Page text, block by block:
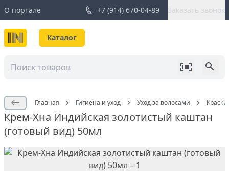
О портале +7 (914) 670-04-89 Заказать звонок
Каталог
Главная Гигиена и уход Уход за волосами
Крем-Хна Индийская золотистый каштан
(готовый вид) 50мл